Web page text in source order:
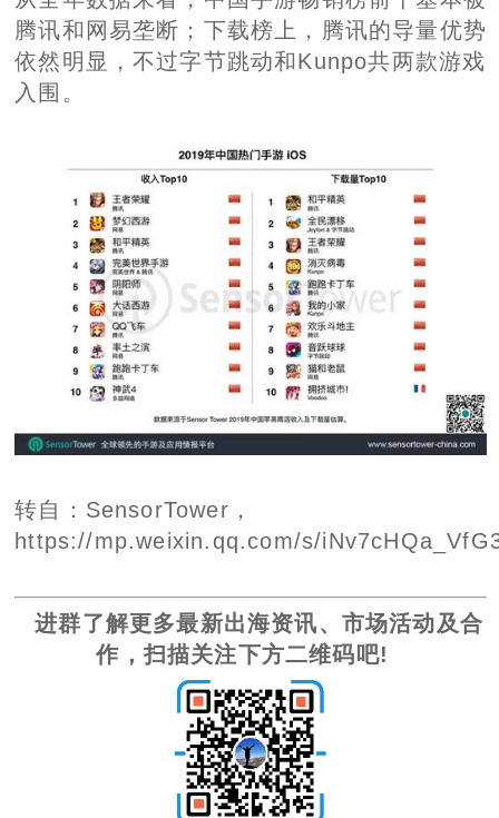
腾讯和网易垄断；下载榜上，腾讯的导量优势
依然明显，不过字节跳动和Kunpo共两款游戏
入围。
转自：SensorTower，
https://mp.weixin.qq.com/s/
进群了解更多最新出海资讯、市场活动及合
作，扫描关注下方二维码吧!